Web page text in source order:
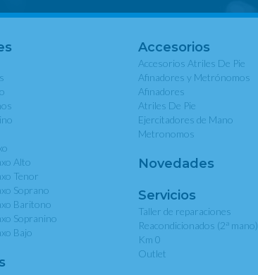
Alto
Tenor
Soprano
Baritono
Sopranino
Bajo
Accesorios
Accesorios Atriles De Pie
Afinadores y Metrónomos
Afinadores
Atriles De Pie
Ejercitadores de Mano
Metronomos
Novedades
Servicios
Taller de reparaciones
Reacondicionados (2a mano)
Km 0
Outlet